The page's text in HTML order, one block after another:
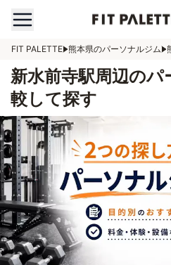
FIT PALETTE 熊本県のパーソナルジム
新水前寺駅周辺の
較して探す